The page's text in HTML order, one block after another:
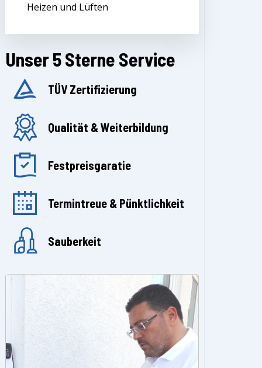
Heizen und Lüften
Unser 5 Sterne Service
TÜV Zertifizierung
Qualität & Weiterbildung
Festpreisgaratie
Termintreue & Pünktlichkeit
Sauberkeit